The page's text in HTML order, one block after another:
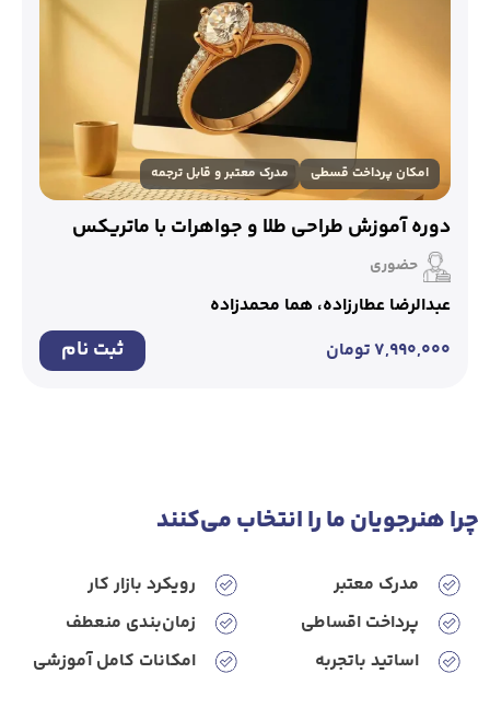
امکان پرداخت قسطی مدرک معتبر و قابل ترجمه
دوره آموزش طراحی طلا و جواهرات با ماتریکس
حضوری
عبدالرضا عطارزاده، هما محمدزاده
۷,۹۹۰,۰۰۰تومان ثبت نام
چرا هنرجویان ‌ما ‌را‌ انتخاب‌ می‌کنند
مدرک معتبر
رویکرد‌ بازار‌ کار
پرداخت ‌اقساطی
زمان‌بندی ‌منعطف
اساتید‌ باتجربه
امکانات‌ کامل ‌آموزشی